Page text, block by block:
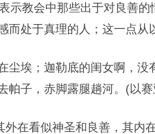
示教会中那些出于对良善
而处于真理的人；这一点从
尘埃；迦勒底的闺女啊，
帕子，赤脚露腿趟河。(以
外在看似神圣和良善，其内